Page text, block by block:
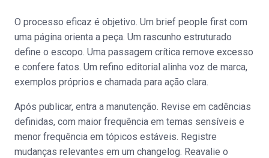
O processo eficaz é objetivo. Um brief people first com
uma página orienta a peça. Um rascunho estruturado
define o escopo. Uma passagem crítica remove excesso
e confere fatos. Um refino editorial alinha voz de marca,
exemplos próprios e chamada para ação clara.
Após publicar, entra a manutenção. Revise em cadências
definidas, com maior frequência em temas sensíveis e
menor frequência em tópicos estáveis. Registre
mudanças relevantes em um changelog. Reavalie o